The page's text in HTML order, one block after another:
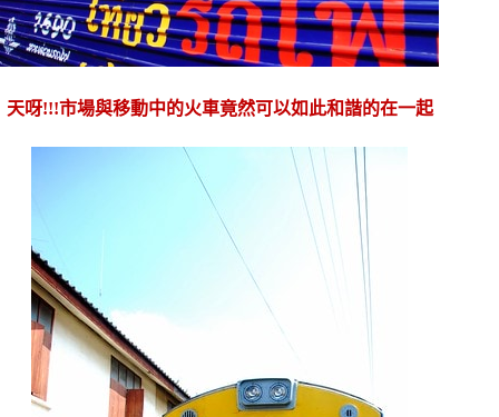
天呀!!!市場與移動中的火車竟然可以如此和諧的在一起